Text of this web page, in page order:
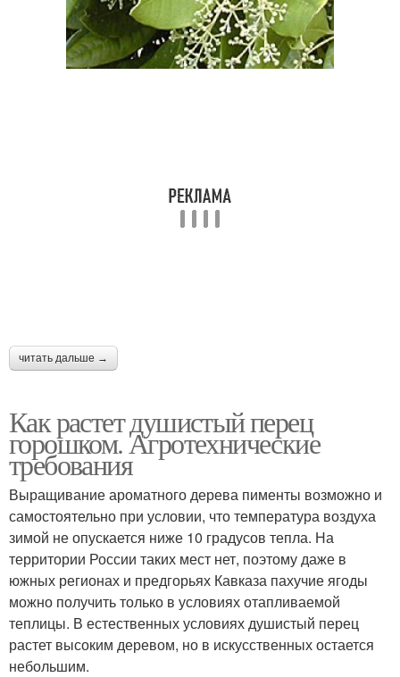
читать дальше →
Как растет душистый перец
горошком. Агротехнические
требования
Выращивание ароматного дерева пименты возможно и
самостоятельно при условии, что температура воздуха
зимой не опускается ниже 10 градусов тепла. На
территории России таких мест нет, поэтому даже в
южных регионах и предгорьях Кавказа пахучие ягоды
можно получить только в условиях отапливаемой
теплицы. В естественных условиях душистый перец
растет высоким деревом, но в искусственных остается
небольшим.